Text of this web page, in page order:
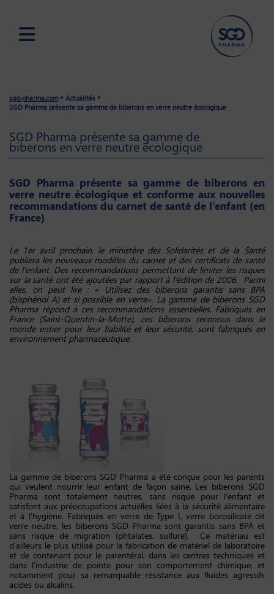
content
sgd-pharma.com » Actualités »
SGD Pharma présente sa gamme de biberons en verre neutre écologique
SGD Pharma présente sa gamme de
biberons en verre neutre écologique
SGD Pharma présente sa gamme de biberons en
verre neutre écologique et conforme aux nouvelles
recommandations du carnet de santé de l’enfant (en
France)
Le 1er avril prochain, le ministère des Solidarités et de la Santé
publiera les nouveaux modèles du carnet et des certificats de santé
de l’enfant. Des recommandations permettant de limiter les risques
sur la santé ont été ajoutées par rapport à l’édition de 2006. Parmi
elles, on peut lire : « Utilisez des biberons garantis sans BPA
(bisphénol A) et si possible en verre». La gamme de biberons SGD
Pharma répond à ces recommandations essentielles. Fabriqués en
France (Saint-Quentin-la-Motte), ces biberons reconnus dans le
monde entier pour leur fiabilité et leur sécurité, sont fabriqués en
environnement pharmaceutique.
La gamme de biberons SGD Pharma a été conçue pour les parents
qui veulent nourrir leur enfant de façon saine. Les biberons SGD
Pharma sont totalement neutres, sans risque pour l’enfant et
satisfont aux préoccupations actuelles liées à la sécurité alimentaire
et à l’hygiène. Fabriqués en verre de Type I, verre borosilicaté dit
verre neutre, les biberons SGD Pharma sont garantis sans BPA et
sans risque de migration (phtalates, sulfure). Ce matériau est
d’ailleurs le plus utilisé pour la fabrication de matériel de laboratoire
et de contenant pour le parentéral, dans les centres techniques et
dans l’industrie de pointe pour son comportement chimique, et
notamment pour sa remarquable résistance aux fluides agressifs
acides ou alcalins.